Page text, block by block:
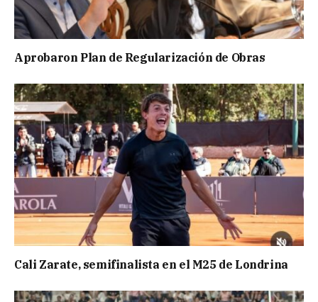
Aprobaron Plan de Regularización de Obras
Cali Zarate, semifinalista en el M25 de Londrina